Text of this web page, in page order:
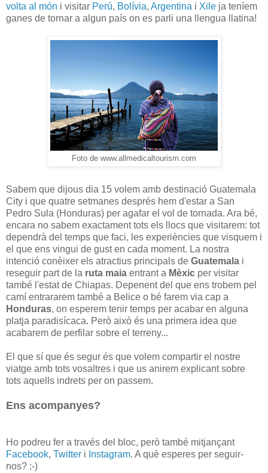
volta al món i visitar Perú, Bolívia, Argentina i Xile ja teníem
ganes de tornar a algun país on es parli una llengua llatina!
Foto de www.allmedicaltourism.com
Sabem que dijous dia 15 volem amb destinació Guatemala
City i que quatre setmanes després hem d'estar a San
Pedro Sula (Honduras) per agafar el vol de tornada. Ara bé,
encara no sabem exactament tots els llocs que visitarem: tot
dependrà del temps que faci, les experiències que visquem i
el que ens vingui de gust en cada moment. La nostra
intenció conèixer els atractius principals de Guatemala i
reseguir part de la ruta maia entrant a Mèxic per visitar
també l'estat de Chiapas. Depenent del que ens trobem pel
camí entrararem també a Belice o bé farem via cap a
Honduras, on esperem tenir temps per acabar en alguna
platja paradisícaca. Però això és una primera idea que
acabarem de perfilar sobre el terreny...
El que sí que és segur és que volem compartir el nostre
viatge amb tots vosaltres i que us anirem explicant sobre
tots aquells indrets per on passem.
Ens acompanyes?
Ho podreu fer a través del bloc, però també mitjançant
Facebook, Twitter i Instagram. A què esperes per seguir-
nos? ;-)